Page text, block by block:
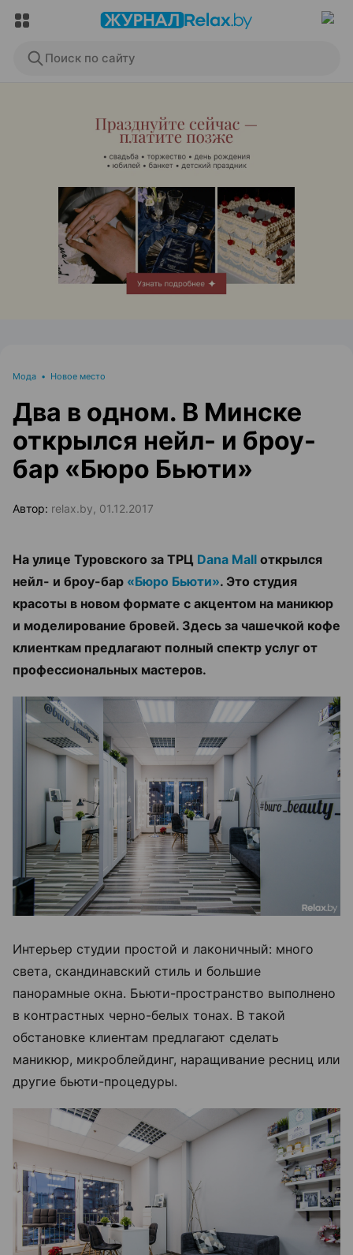
Поиск по сайту
ЭФФЕКТИВНАЯ РЕКЛАМА НА САЙТЕ
Мода • Новое место
Два в одном. В Минске
открылся нейл- и броу-
бар «Бюро Бьюти»
Автор: relax.by, 01.12.2017
На улице Туровского за ТРЦ Dana Mall открылся
нейл- и броу-бар «Бюро Бьюти». Это студия
красоты в новом формате с акцентом на маникюр
и моделирование бровей. Здесь за чашечкой кофе
клиенткам предлагают полный спектр услуг от
профессиональных мастеров.
Интерьер студии простой и лаконичный: много
света, скандинавский стиль и большие
панорамные окна. Бьюти-пространство выполнено
в контрастных черно-белых тонах. В такой
обстановке клиентам предлагают сделать
маникюр, микроблейдинг, наращивание ресниц или
другие бьюти-процедуры.